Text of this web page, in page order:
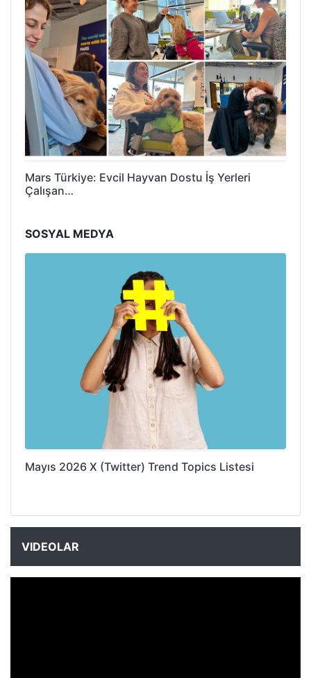
Mars Türkiye: Evcil Hayvan Dostu İş Yerleri
Çalışan…
SOSYAL MEDYA
Mayıs 2026 X (Twitter) Trend Topics Listesi
VIDEOLAR